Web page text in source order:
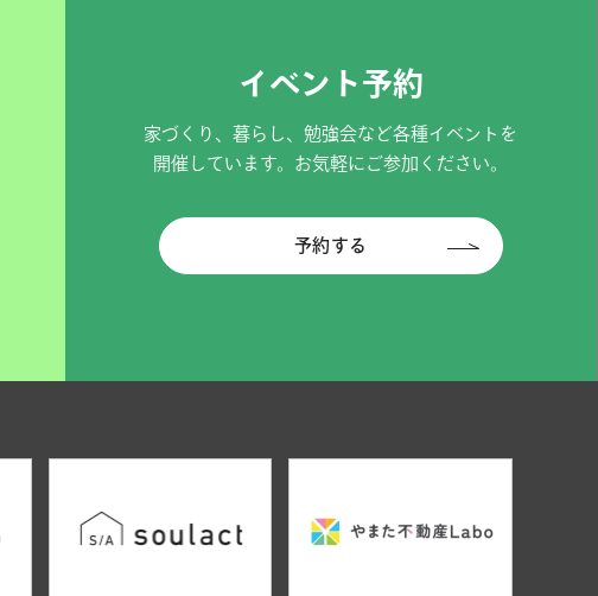
イベント予約
家づくり、暮らし、勉強会など各種イベントを
開催しています。お気軽にご参加ください。
予約する